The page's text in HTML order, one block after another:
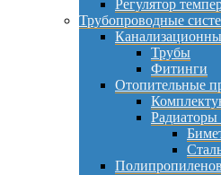
Регулятор
Трубопроводные
Трубы
Фитинги
Отопительные